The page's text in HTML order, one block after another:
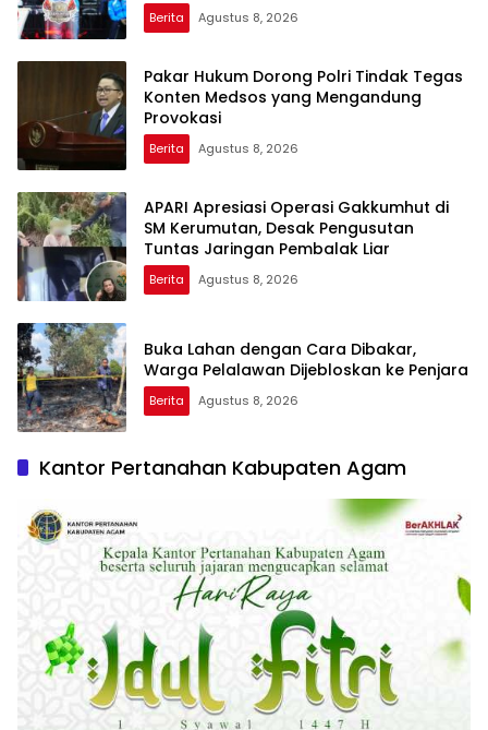
Berita Agustus 8, 2026
Pakar Hukum Dorong Polri Tindak Tegas
Konten Medsos yang Mengandung
Provokasi
Berita Agustus 8, 2026
APARI Apresiasi Operasi Gakkumhut di
SM Kerumutan, Desak Pengusutan
Tuntas Jaringan Pembalak Liar
Berita Agustus 8, 2026
Buka Lahan dengan Cara Dibakar,
Warga Pelalawan Dijebloskan ke Penjara
Berita Agustus 8, 2026
Kantor Pertanahan Kabupaten Agam